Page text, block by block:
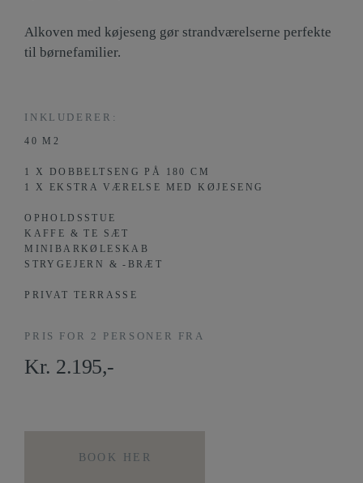
INKLUDERER:
Alkoven med køjeseng gør strandværelserne perfekte
til børnefamilier.
40 M2
1 X DOBBELTSENG PÅ 180 CM
1 X EKSTRA VÆRELSE MED KØJESENG
OPHOLDSSTUE
KAFFE & TE SÆT
MINIBARKØLESKAB
STRYGEJERN & -BRÆT
PRIVAT TERRASSE
PRIS FOR 2 PERSONER FRA
Kr. 2.195,-
BOOK HER